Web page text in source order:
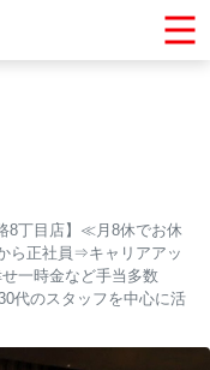
8丁目店】≪月8休でお休
ら正社員⇒キャリアアッ
一時金など手当多数
代のスタッフを中心に活